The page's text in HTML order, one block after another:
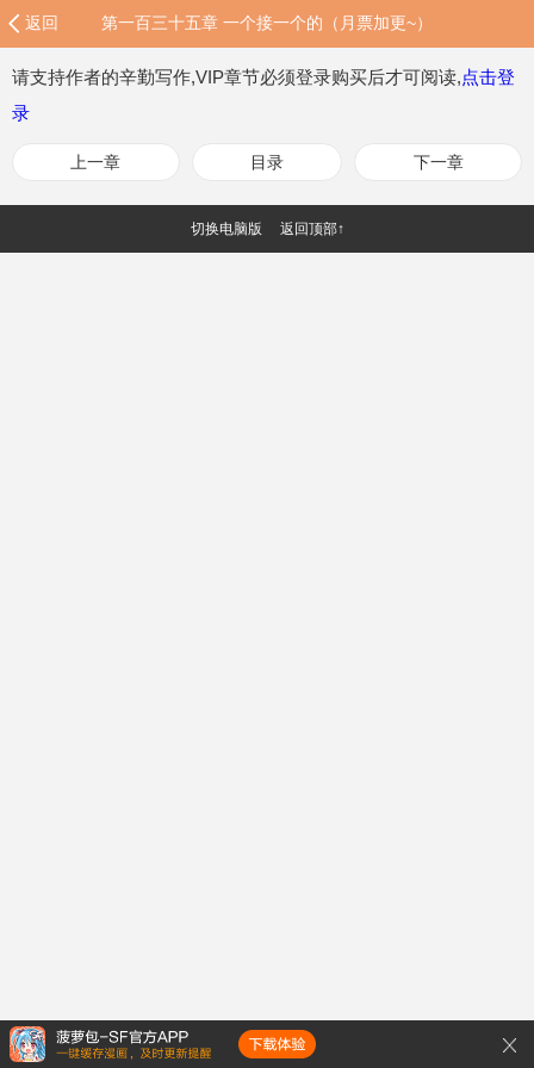
返回 第一百三十五章 一个接一个的（月票加更~）
请支持作者的辛勤写作,VIP章节必须登录购买后才可阅读,点击登
录
上一章 目录 下一章
切换电脑版 返回顶部↑